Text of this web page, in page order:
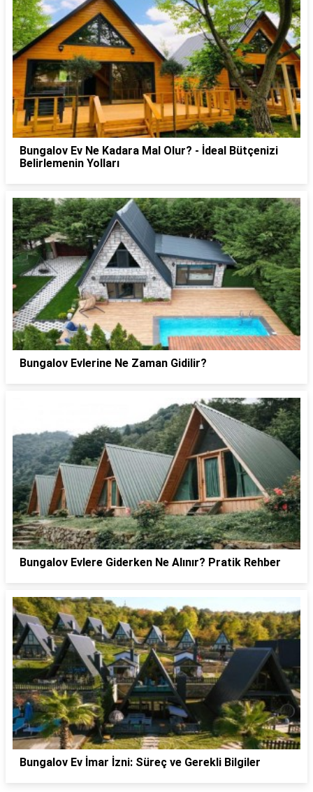
Bungalov Ev Ne Kadara Mal Olur? - İdeal Bütçenizi
Belirlemenin Yolları
Bungalov Evlerine Ne Zaman Gidilir?
Bungalov Evlere Giderken Ne Alınır? Pratik Rehber
Bungalov Ev İmar İzni: Süreç ve Gerekli Bilgiler